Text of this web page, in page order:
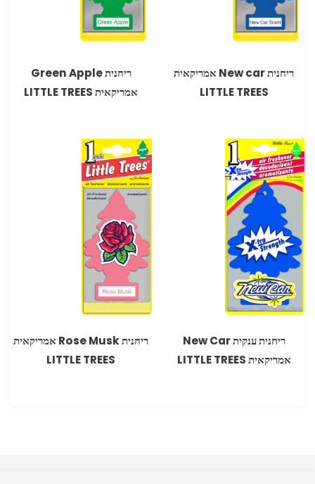
ריחנית New car אמריקאית
LITTLE TREES
ריחנית Green Apple
אמריקאית LITTLE TREES
ריחנית ענקית New Car
אמריקאית LITTLE TREES
ריחנית Rose Musk אמריקאית
LITTLE TREES